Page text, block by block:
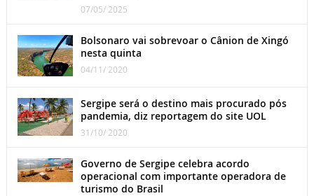
07/05/ 2025
Bolsonaro vai sobrevoar o Cânion de Xingó
nesta quinta
04/11/ 2020
Sergipe será o destino mais procurado pós
pandemia, diz reportagem do site UOL
31/10/ 2020
Governo de Sergipe celebra acordo
operacional com importante operadora de
turismo do Brasil